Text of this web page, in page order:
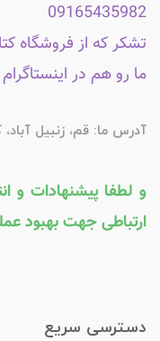
09165435982
تشکر که از فروشگاه
ما رو هم در اینستاگرام
آدرس ما: قم، زنبیل آباد،
و لطفا پیشنهادات و
ارتباطی جهت بهبود
دسترسی سریع